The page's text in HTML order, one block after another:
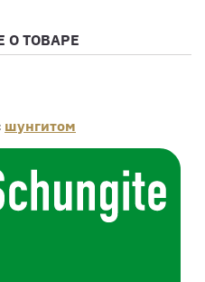
О ТОВАРЕ
шунгитом